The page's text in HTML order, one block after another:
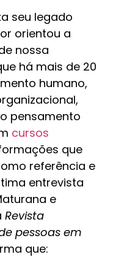
seu legado
orientou a
nossa
há mais de 20
humano,
pensamento
cursos
que
referência e
entrevista
e
Revista
pessoas em
que: